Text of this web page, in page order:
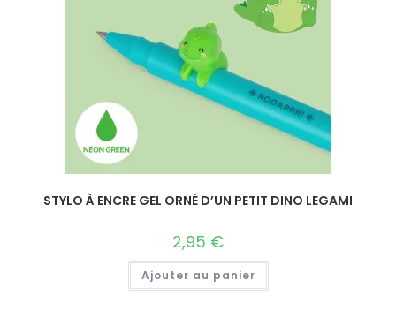
STYLO À ENCRE GEL ORNÉ D’UN PETIT DINO LEGAMI
2,95 €
Ajouter au panier